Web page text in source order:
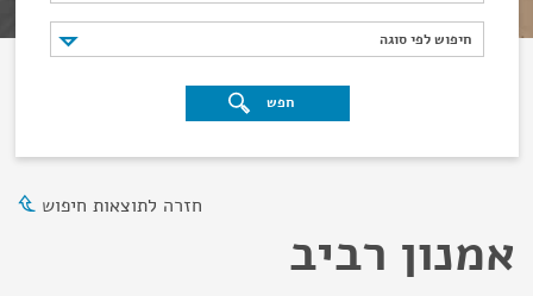
חיפוש לפי סוגה
חיפוש לפי סוגה
חפש
חזרה לתוצאות חיפוש
אמנון רביב